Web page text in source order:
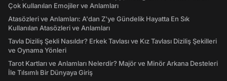
Çok Kullanılan Emojiler ve Anlamları
Atasözleri ve Anlamları: A'dan Z'ye Gündelik Hayatta En Sık
Kullanılan Atasözleri ve Anlamları
Tavla Diziliş Şekli Nasıldır? Erkek Tavlası ve Kız Tavlası Diziliş Şekilleri
ve Oynama Yönleri
Tarot Kartları ve Anlamları Nelerdir? Majör ve Minör Arkana Desteleri
İle Tılsımlı Bir Dünyaya Giriş